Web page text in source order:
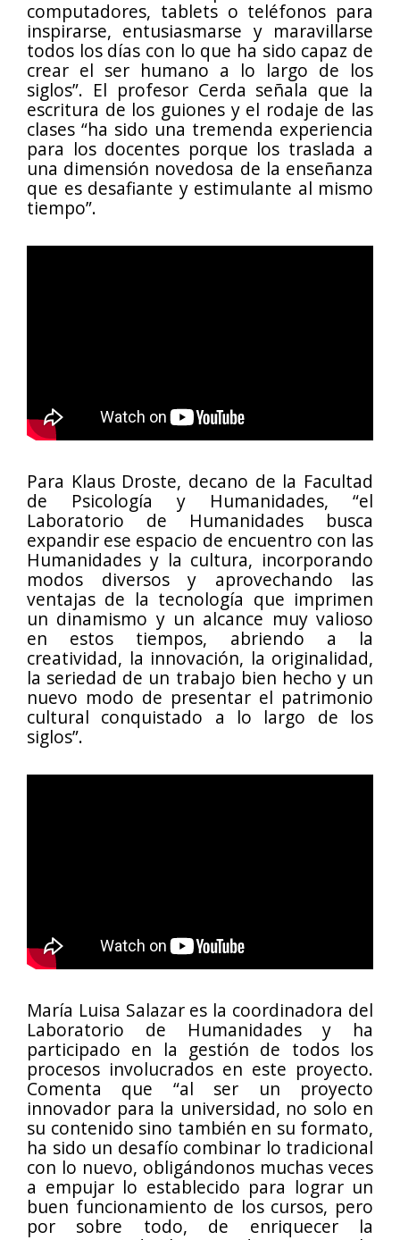
computadores, tablets o teléfonos para
inspirarse, entusiasmarse y maravillarse
todos los días con lo que ha sido capaz de
crear el ser humano a lo largo de los
siglos”. El profesor Cerda señala que la
escritura de los guiones y el rodaje de las
clases “ha sido una tremenda experiencia
para los docentes porque los traslada a
una dimensión novedosa de la enseñanza
que es desafiante y estimulante al mismo
tiempo”.
Para Klaus Droste, decano de la Facultad
de Psicología y Humanidades, “el
Laboratorio de Humanidades busca
expandir ese espacio de encuentro con las
Humanidades y la cultura, incorporando
modos diversos y aprovechando las
ventajas de la tecnología que imprimen
un dinamismo y un alcance muy valioso
en estos tiempos, abriendo a la
creatividad, la innovación, la originalidad,
la seriedad de un trabajo bien hecho y un
nuevo modo de presentar el patrimonio
cultural conquistado a lo largo de los
siglos”.
María Luisa Salazar es la coordinadora del
Laboratorio de Humanidades y ha
participado en la gestión de todos los
procesos involucrados en este proyecto.
Comenta que “al ser un proyecto
innovador para la universidad, no solo en
su contenido sino también en su formato,
ha sido un desafío combinar lo tradicional
con lo nuevo, obligándonos muchas veces
a empujar lo establecido para lograr un
buen funcionamiento de los cursos, pero
por sobre todo, de enriquecer la